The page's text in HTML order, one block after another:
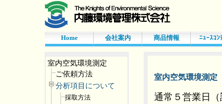
Home 会社案内 商品情報 ﾆｭｰｽｺﾝ
室内空気環境測定
ご依頼方法
分析項目について
採取方法
室内空気環境測定
通常５営業日